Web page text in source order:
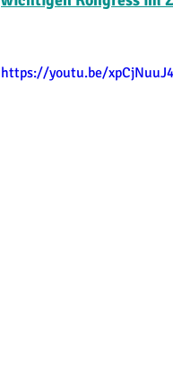
https://youtu.be/